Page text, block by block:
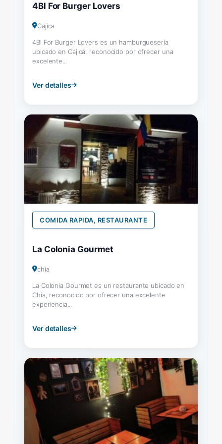
4Bl For Burger Lovers
Cajica
4Bl For Burger Lovers es un hamburguesería
ubicado en Cajicá, reconocido por ofrecer una
excelente...
Ver detalles
COMIDA RAPIDA, RESTAURANTE
La Colonia Gourmet
chia
La Colonia Gourmet es un restaurante ubicado en
Chía, reconocido por ofrecer una excelente
experiencia...
Ver detalles